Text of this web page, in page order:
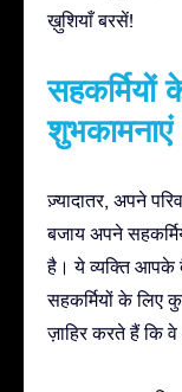
ख़ुशियाँ बरसें!
शुभकामनाएं
ज़्यादातर, अपने
बजाय अपने
है। ये व्यक्ति आपके
सहकर्मियों के लिए
ज़ाहिर करते हैं कि